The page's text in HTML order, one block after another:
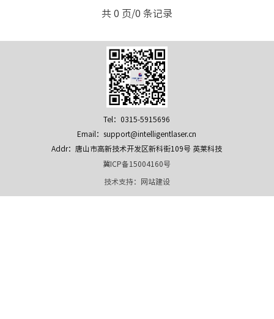
共 0 页/0 条记录
Tel：0315-5915696
Email：support@intelligentlaser.cn
Addr：唐山市高新技术开发区新科街109号 英莱科技
冀ICP备15004160号
技术支持： 网站建设